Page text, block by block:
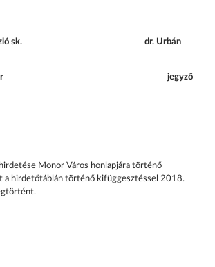
László sk. dr. Urbán
jegyző
Monor Város honlapjára történő
a hirdetőtáblán történő kifüggesztéssel 2018.